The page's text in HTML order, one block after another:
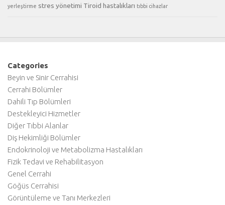
yerleştirme stres yönetimi Tiroid hastalıkları tıbbi cihazlar
Categories
Beyin ve Sinir Cerrahisi
Cerrahi Bölümler
Dahili Tıp Bölümleri
Destekleyici Hizmetler
Diğer Tıbbi Alanlar
Diş Hekimliği Bölümler
Endokrinoloji ve Metabolizma Hastalıkları
Fizik Tedavi ve Rehabilitasyon
Genel Cerrahi
Göğüs Cerrahisi
Görüntüleme ve Tanı Merkezleri